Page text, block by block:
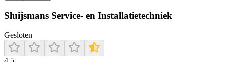
Sluijsmans Service- en Installatietechniek
Gesloten